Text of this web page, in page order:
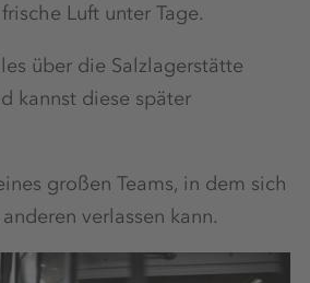
Luft unter Tage.
über die Salzlagerstätte
kannst diese später
großen Teams, in dem sich
verlassen kann.